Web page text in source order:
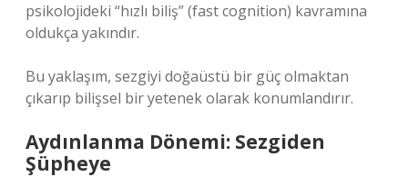
psikolojideki “hızlı biliş” (fast cognition) kavramına
oldukça yakındır.
Bu yaklaşım, sezgiyi doğaüstü bir güç olmaktan
çıkarıp bilişsel bir yetenek olarak konumlandırır.
Aydınlanma Dönemi: Sezgiden
Şüpheye